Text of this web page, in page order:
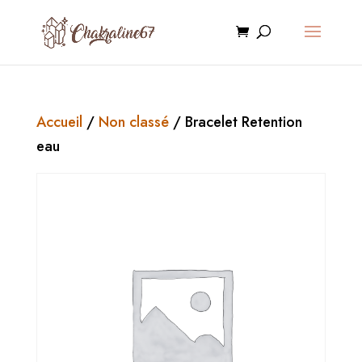
Accueil / Non classé/ Bracelet Retention
eau